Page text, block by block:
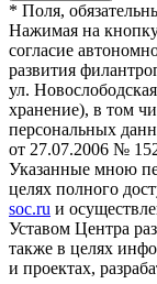
* Поля,
Нажимая на
согласие
развития
ул.
хранение), в том
персональных
от 27.07.2006 №
Указанные мною
целях полного
soc.ru и
Уставом Центра
также в целях
и проектах,